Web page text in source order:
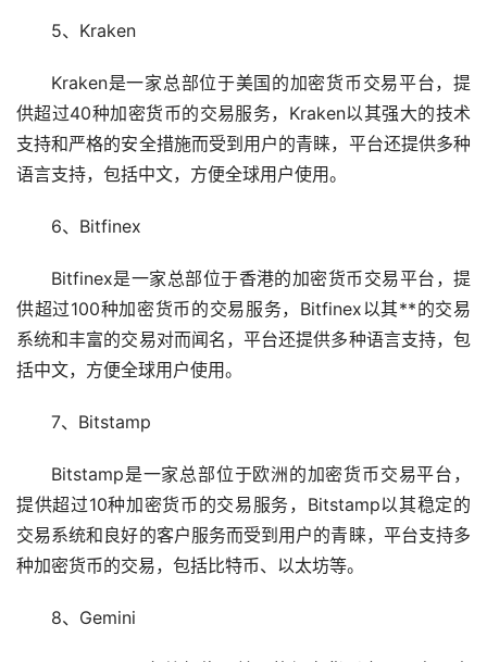
5、Kraken
Kraken是一家总部位于美国的加密货币交易平台，提
供超过40种加密货币的交易服务，Kraken以其强大的技术
支持和严格的安全措施而受到用户的青睐，平台还提供多种
语言支持，包括中文，方便全球用户使用。
6、Bitfinex
Bitfinex是一家总部位于香港的加密货币交易平台，提
供超过100种加密货币的交易服务，Bitfinex以其**的交易
系统和丰富的交易对而闻名，平台还提供多种语言支持，包
括中文，方便全球用户使用。
7、Bitstamp
Bitstamp是一家总部位于欧洲的加密货币交易平台，
提供超过10种加密货币的交易服务，Bitstamp以其稳定的
交易系统和良好的客户服务而受到用户的青睐，平台支持多
种加密货币的交易，包括比特币、以太坊等。
8、Gemini